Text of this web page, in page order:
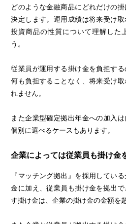
どのような金融商品にどれだけの
決定します。運用成績は将来受け取
投資商品の性質について理解した
う。
従業員が運用する掛け金を負担す
何も負担することなく、将来受け
れません。
また企業型確定拠出年金への加入は
個別に選べるケースもあります。
企業によっては従業員も掛け金
『マッチング拠出』を採用してい
金に加え、従業員も掛け金を拠出
す掛け金は、企業の掛け金の金額を